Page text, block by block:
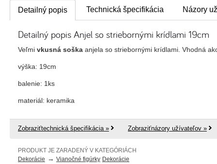
Detailný popis Technická špecifikácia Názory
Detailný popis Anjel so striebornými krídlami 19cm
Veľmi vkusná soška anjela so striebornými krídlami. Vhodná
výška: 19cm
balenie: 1ks
materiál: keramika
Zobraziťtechnická špecifikácia » Zobraziťnázory užívateľov »
PRODUKT JE ZARADENÝ V KATEGÓRIÁCH
Dekorácie → Vianočné figúrky Dekorácie